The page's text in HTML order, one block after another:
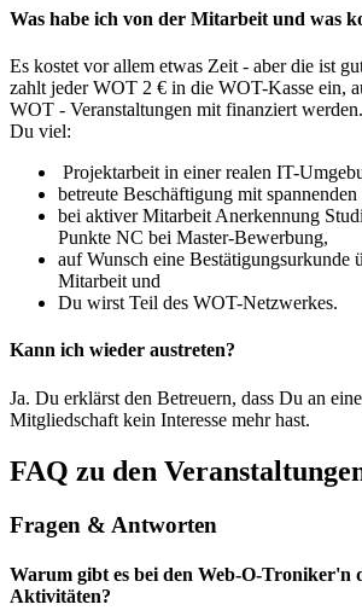
Was habe ich von der Mitarbeit und was
Es kostet vor allem etwas Zeit - aber die ist
zahlt jeder WOT 2 € in die WOT-Kasse ein,
WOT - Veranstaltungen mit finanziert
Du viel:
Projektarbeit in einer realen IT-
betreute Beschäftigung mit
bei aktiver Mitarbeit Anerkennung
Punkte NC bei Master-Bewerbung,
auf Wunsch eine Bestätigungsurkunde
Mitarbeit und
Du wirst Teil des WOT-Netzwerkes.
Kann ich wieder austreten?
Ja. Du erklärst den Betreuern, dass Du an
Mitgliedschaft kein Interesse mehr hast.
FAQ zu den
Fragen & Antworten
Warum gibt es bei den Web-O-Troniker'n
Aktivitäten?